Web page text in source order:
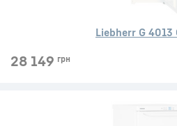
Liebherr G
28 149 грн